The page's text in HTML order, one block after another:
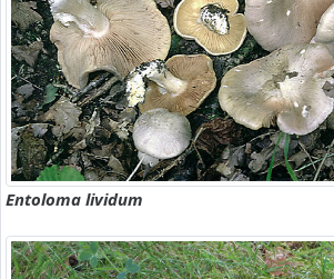
Entoloma lividum